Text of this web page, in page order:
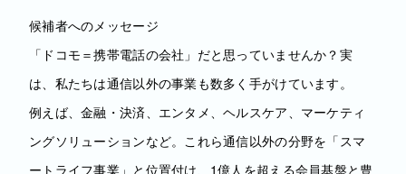
候補者へのメッセージ
「ドコモ＝携帯電話の会社」だと思っていませんか？実
は、私たちは通信以外の事業も数多く手がけています。
例えば、金融・決済、エンタメ、ヘルスケア、マーケティ
ングソリューションなど。これら通信以外の分野を「スマ
ートライフ事業」と位置付け、1億人を超える会員基盤と豊